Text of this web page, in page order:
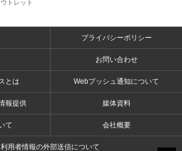
トレット
プライバシーポリシー
お問い合わせ
とは Webプッシュ通知について
報提供 媒体資料
て 会社概要
利用者情報の外部送信について